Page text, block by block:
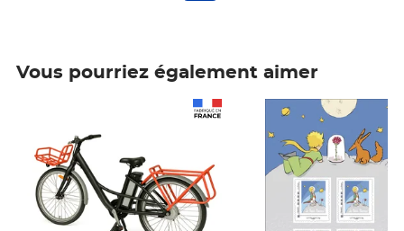
Vous pourriez également aimer
Prix 7,50€